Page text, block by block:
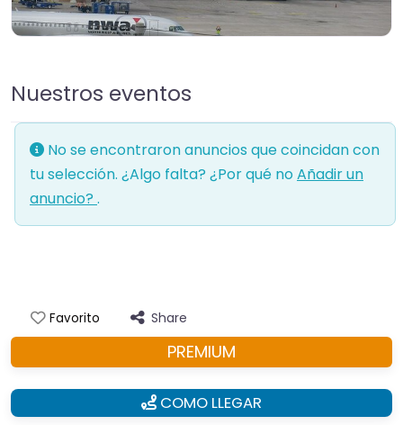
Nuestros eventos
No se encontraron anuncios que coincidan con
tu selección. ¿Algo falta? ¿Por qué noAñadir un
anuncio? .
Favorito Share
PREMIUM
COMO LLEGAR